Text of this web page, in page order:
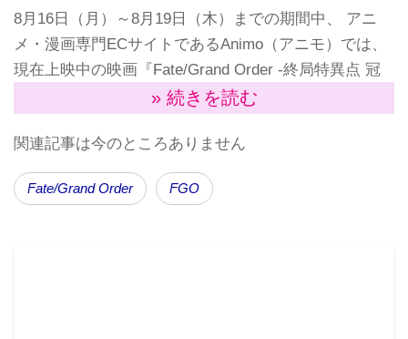
8月16日（月）～8月19日（木）までの期間中、 アニ
メ・漫画専門ECサイトであるAnimo（アニモ）では、
現在上映中の映画『Fate/Grand Order -終局特異点 冠
位時間神殿ソロモン-』をイメージした『【Fate/Grand
（製造メーカー：コスパ）の予約販売を実施する。
» 続きを読む
関連記事は今のところありません
Fate/Grand Order FGO